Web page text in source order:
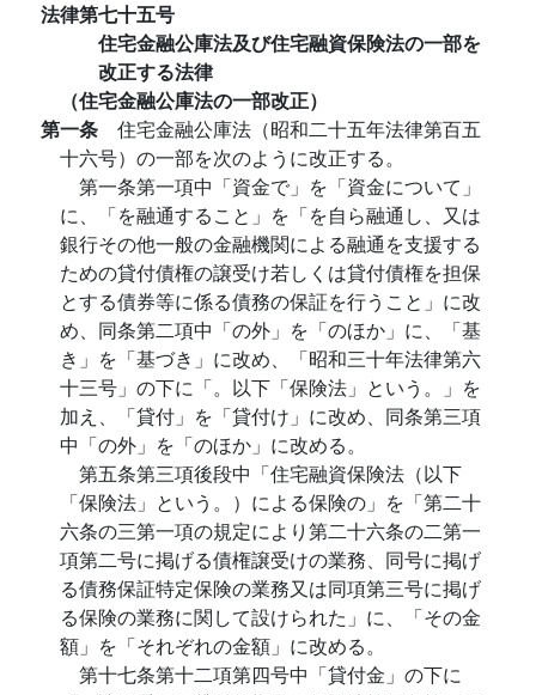
法律第七十五号
住宅金融公庫法及び住宅融資保険法の一部を
改正する法律
（住宅金融公庫法の一部改正）
第一条 住宅金融公庫法（昭和二十五年法律第百五
十六号）の一部を次のように改正する。
第一条第一項中「資金で」を「資金について」
に、「を融通すること」を「を自ら融通し、又は
銀行その他一般の金融機関による融通を支援する
ための貸付債権の譲受け若しくは貸付債権を担保
とする債券等に係る債務の保証を行うこと」に改
め、同条第二項中「の外」を「のほか」に、「基
き」を「基づき」に改め、「昭和三十年法律第六
十三号」の下に「。以下「保険法」という。」を
加え、「貸付」を「貸付け」に改め、同条第三項
中「の外」を「のほか」に改める。
第五条第三項後段中「住宅融資保険法（以下
「保険法」という。）による保険の」を「第二十
六条の三第一項の規定により第二十六条の二第一
項第二号に掲げる債権譲受けの業務、同号に掲げ
る債務保証特定保険の業務又は同項第三号に掲げ
る保険の業務に関して設けられた」に、「その金
額」を「それぞれの金額」に改める。
第十七条第十二項第四号中「貸付金」の下に